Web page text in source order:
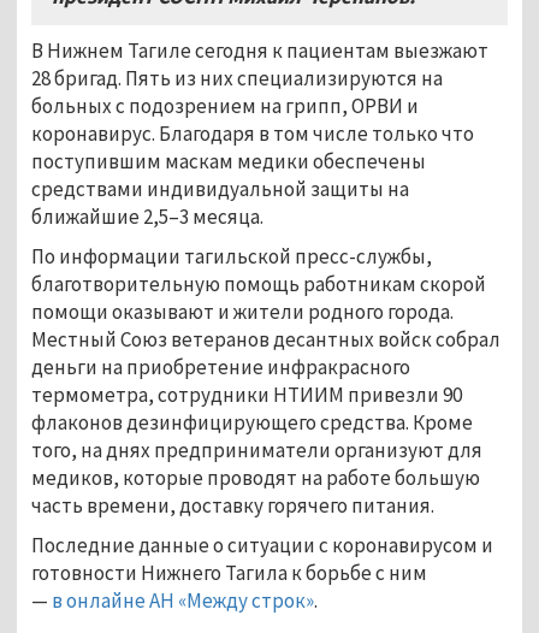
В Нижнем Тагиле сегодня к пациентам выезжают
28 бригад. Пять из них специализируются на
больных с подозрением на грипп, ОРВИ и
коронавирус. Благодаря в том числе только что
поступившим маскам медики обеспечены
средствами индивидуальной защиты на
ближайшие 2,5–3 месяца.
По информации тагильской пресс-службы,
благотворительную помощь работникам скорой
помощи оказывают и жители родного города.
Местный Союз ветеранов десантных войск собрал
деньги на приобретение инфракрасного
термометра, сотрудники НТИИМ привезли 90
флаконов дезинфицирующего средства. Кроме
того, на днях предприниматели организуют для
медиков, которые проводят на работе большую
часть времени, доставку горячего питания.
Последние данные о ситуации с коронавирусом и
готовности Нижнего Тагила к борьбе с ним
— в онлайне АН «Между строк».